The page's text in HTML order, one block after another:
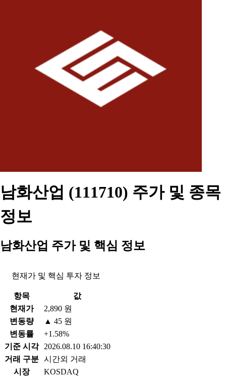
남화산업 (111710) 주가 및 종목
정보
남화산업 주가 및 핵심 정보
현재가 및 핵심 투자 정보
항목
값
현재가
2,890 원
변동량
▲ 45 원
변동률
+1.58%
기준 시각
2026.08.10 16:40:30
거래 구분 시간외 거래
시장
KOSDAQ